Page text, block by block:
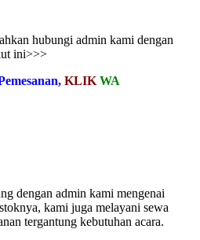
hubungi admin kami dengan
ini>>>
KLIK WA
dengan admin kami mengenai
kami juga melayani sewa
tergantung kebutuhan acara.